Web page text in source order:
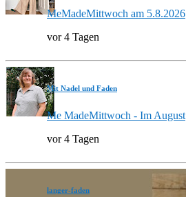
MeMadeMittwoch am 5.8.2026
vor 4 Tagen
Mit Nadel und Faden
Me MadeMittwoch - Im August
vor 4 Tagen
langer-faden